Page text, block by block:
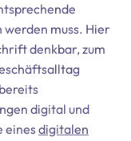
muss. Hier
denkbar, zum
digital und
einesdigitalen